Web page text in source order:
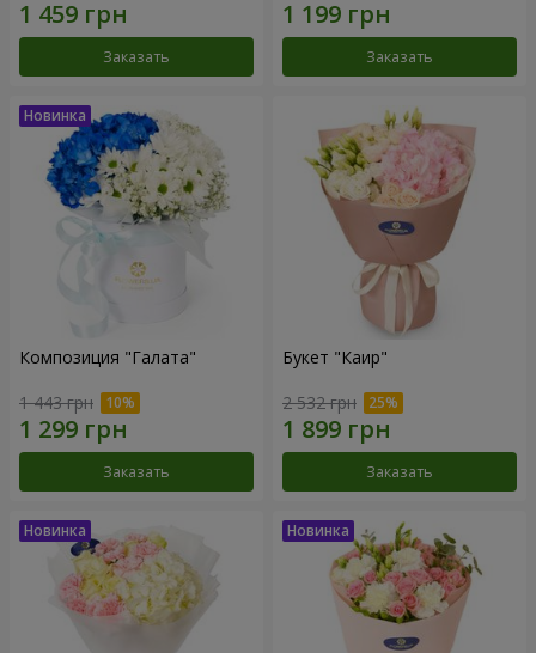
Заказать Заказать
Композиция "Галата"
1 443 грн
Заказать
Букет "Каир"
2 532 грн
Заказать